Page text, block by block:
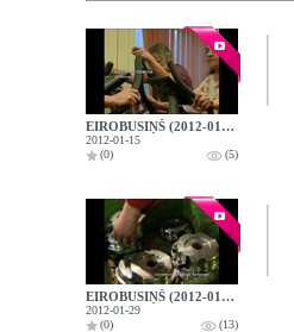
EIROBUSIŅŠ (2012-01-15)
2012-01-15
(0)
(5)
EIROBUSIŅŠ (2012-01-29)
2012-01-29
(0)
(13)